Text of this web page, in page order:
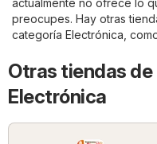
preocupes. Hay otras
categoría Electrónica ,
Otras tiendas
Electrónica